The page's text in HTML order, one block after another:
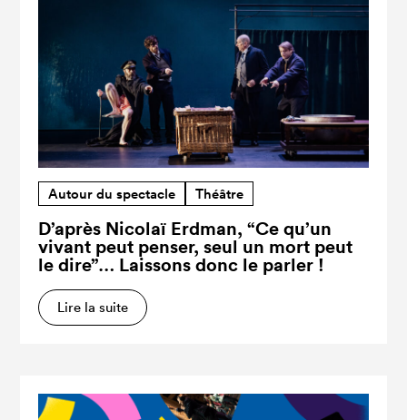
Autour du spectacle Théâtre
D’après Nicolaï Erdman, “Ce qu’un
vivant peut penser, seul un mort peut
le dire”… Laissons donc le parler !
Lire la suite